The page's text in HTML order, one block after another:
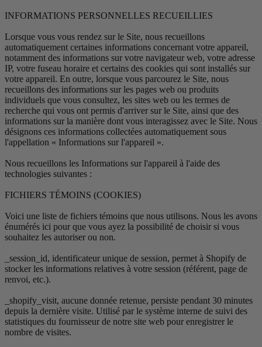
INFORMATIONS PERSONNELLES RECUEILLIES
Lorsque vous vous rendez sur le Site, nous recueillons
automatiquement certaines informations concernant votre appareil,
notamment des informations sur votre navigateur web, votre adresse
IP, votre fuseau horaire et certains des cookies qui sont installés sur
votre appareil. En outre, lorsque vous parcourez le Site, nous
recueillons des informations sur les pages web ou produits
individuels que vous consultez, les sites web ou les termes de
recherche qui vous ont permis d'arriver sur le Site, ainsi que des
informations sur la manière dont vous interagissez avec le Site. Nous
désignons ces informations collectées automatiquement sous
l'appellation « Informations sur l'appareil ».
Nous recueillons les Informations sur l'appareil à l'aide des
technologies suivantes :
FICHIERS TÉMOINS (COOKIES)
Voici une liste de fichiers témoins que nous utilisons. Nous les avons
énumérés ici pour que vous ayez la possibilité de choisir si vous
souhaitez les autoriser ou non.
_session_id, identificateur unique de session, permet à Shopify de
stocker les informations relatives à votre session (référent, page de
renvoi, etc.).
_shopify_visit, aucune donnée retenue, persiste pendant 30 minutes
depuis la dernière visite. Utilisé par le système interne de suivi des
statistiques du fournisseur de notre site web pour enregistrer le
nombre de visites.